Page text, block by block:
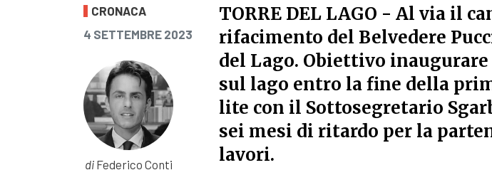
Belvedere Puccini: dopo
CRONACA
PUBBLICATO IL
4 SETTEMBRE 2023
diFederico Conti
TORRE DEL LAGO - Al via il
rifacimento del Belvedere
del Lago. Obiettivo
sul lago entro la fine della
lite con il Sottosegretario
sei mesi di ritardo per la
lavori.